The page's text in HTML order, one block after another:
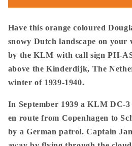
DC-
3
KLM
PH-
ASP
Flying
The
Snow
Metal
DC-
3
KLM
PH-
ASP
Flying
The
Snow
-
Metal
Have this orange coloured
snowy Dutch landscape on your
by the KLM with call sign PH-
above the Kinderdijk, The
winter of 1939-1940.
In September 1939 a KLM DC-3
en route from Copenhagen to
by a German patrol. Captain